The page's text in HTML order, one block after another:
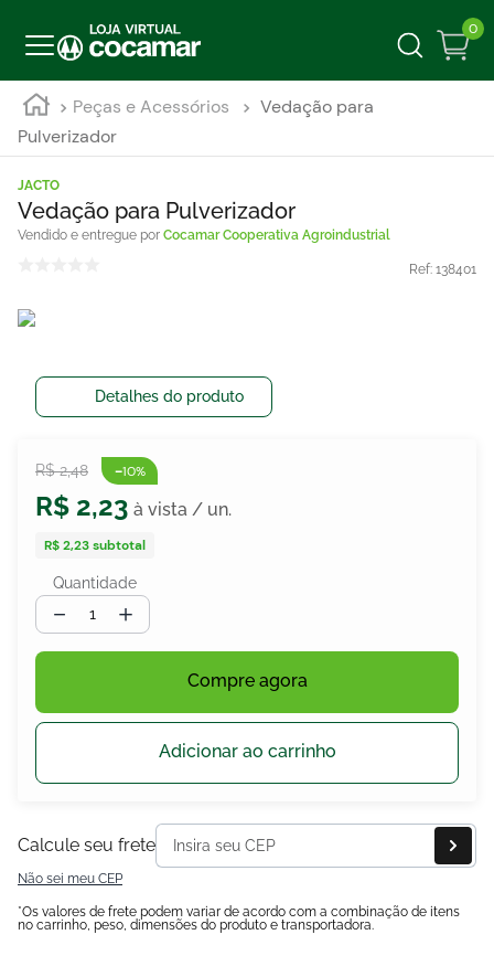
0
Peças e Acessórios
Vedação para
Pulverizador
JACTO
Vedação para Pulverizador
Cocamar Cooperativa Agroindustrial
Ref: 138401
Detalhes do produto
R$ 2,48 -10%
R$ 2,23
R$ 2,23subtotal
Quantidade
＋
－
Compre agora
Adicionar ao carrinho
Calcule seu frete
Não sei meu CEP
*Os valores de frete podem variar de acordo com a combinação de itens
no carrinho, peso, dimensões do produto e transportadora.